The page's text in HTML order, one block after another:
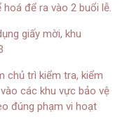
để ra vào 2 buổi lễ.
chủ trì kiểm tra, kiểm
các khu vực bảo vệ
đúng phạm vi hoạt